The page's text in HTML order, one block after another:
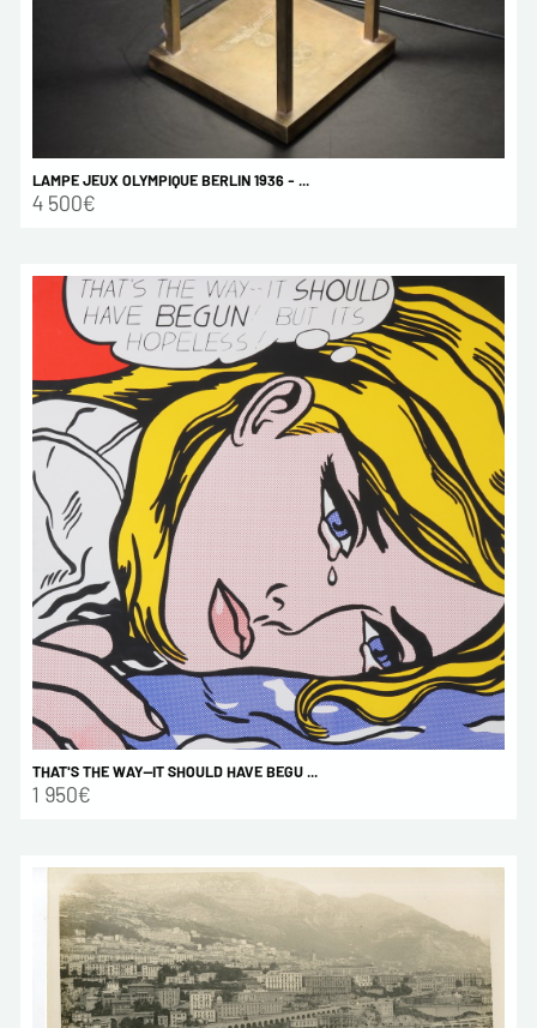
LAMPE JEUX OLYMPIQUE BERLIN 1936 - ...
4 500€
THAT'S THE WAY--IT SHOULD HAVE BEGU ...
1 950€